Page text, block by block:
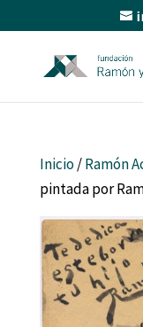
Inicio/Ramón
pintada por